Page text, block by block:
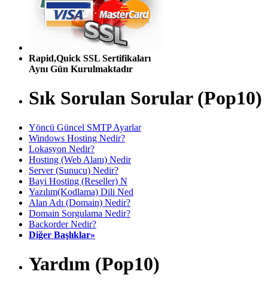
Rapid,Quick SSL Sertifikaları
Aynı Gün Kurulmaktadır
Sık Sorulan Sorular (Pop10)
Yöncü Güncel SMTP Ayarlar
Windows Hosting Nedir?
Lokasyon Nedir?
Hosting (Web Alanı) Nedir
Server (Sunucu) Nedir?
Bayi Hosting (Reseller) N
Yazılım(Kodlama) Dili Ned
Alan Adı (Domain) Nedir?
Domain Sorgulama Nedir?
Backorder Nedir?
Diğer Başlıklar»
Yardım (Pop10)